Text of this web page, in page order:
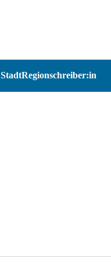
StadtRegionschreiber:in